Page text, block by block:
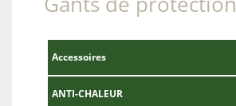
Accessoires
ANTI-CHALEUR